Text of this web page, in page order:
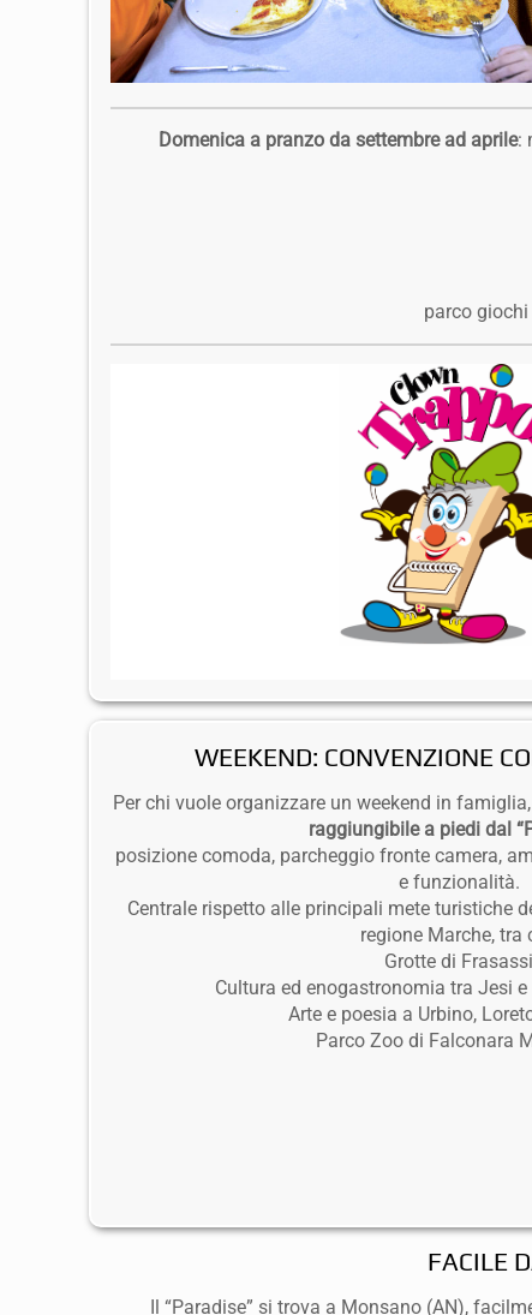
Domenica a pranzo da settembre ad aprile:
parco
WEEKEND: CONVENZIONE
Per chi vuole organizzare un weekend in
raggiungibile a piedi dal
posizione comoda, parcheggio fronte camera,
e funzionalità.
Centrale rispetto alle principali mete turistiche
regione Marche, tra
Grotte di Frasassi
Cultura ed enogastronomia tra Jesi
Arte e poesia a Urbino,
Parco Zoo di Falconara
FACILE
Il “Paradise” si trova a Monsano (AN),